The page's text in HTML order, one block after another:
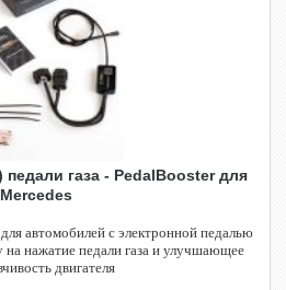
педали газа - PedalBooster для
Mercedes
автомобилей с электронной педалью
на нажатие педали газа и улучшающее
двигателя